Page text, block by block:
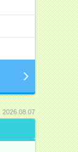
2026.08.07